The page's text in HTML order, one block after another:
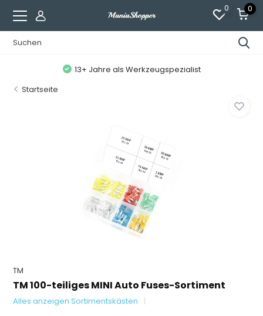
0 0
13+ Jahre als Werkzeugspezialist
Startseite
TM
TM 100-teiliges MINI Auto Fuses-Sortiment
Alles anzeigen Sortimentskästen